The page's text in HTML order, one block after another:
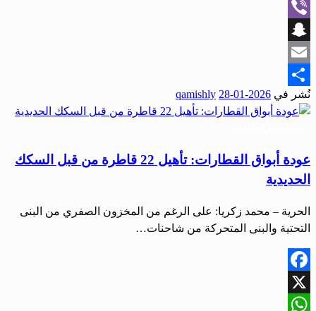
WhatsApp
Viber
Snapchat
Email
Share
نُشر في 2026-01-28
qamishly
عودة أبواق القطارات: تأهيل 22 قاطرة من قبل السكك
الحديدية
الحرية – محمد زكريا: على الرغم من المخزون الصفري من البنى
التحتية والبنى المتحركة من شاحنات…
Facebook
X